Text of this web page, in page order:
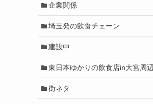
企業関係
埼玉発の飲食チェーン
建設中
東日本ゆかりの飲食店in大宮周辺
街ネタ